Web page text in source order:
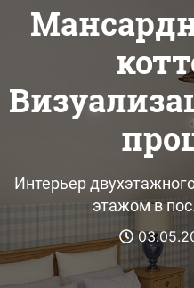
Интерьер
этажом в